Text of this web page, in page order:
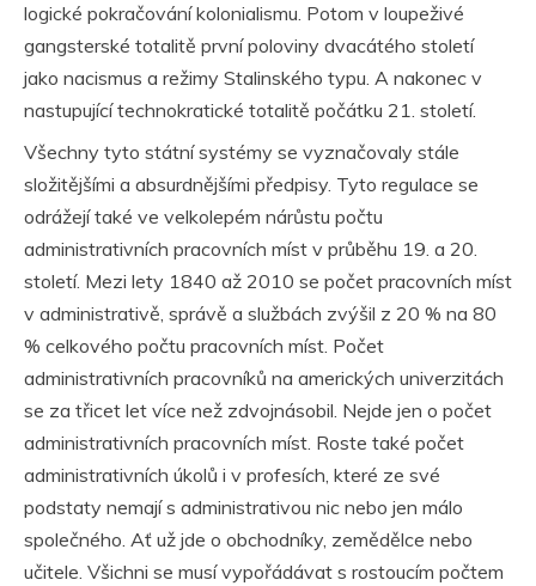
logické pokračování kolonialismu. Potom v loupeživé
gangsterské totalitě první poloviny dvacátého století
jako nacismus a režimy Stalinského typu. A nakonec v
nastupující technokratické totalitě počátku 21. století.
Všechny tyto státní systémy se vyznačovaly stále
složitějšími a absurdnějšími předpisy. Tyto regulace se
odrážejí také ve velkolepém nárůstu počtu
administrativních pracovních míst v průběhu 19. a 20.
století. Mezi lety 1840 až 2010 se počet pracovních míst
v administrativě, správě a službách zvýšil z 20 % na 80
% celkového počtu pracovních míst. Počet
administrativních pracovníků na amerických univerzitách
se za třicet let více než zdvojnásobil. Nejde jen o počet
administrativních pracovních míst. Roste také počet
administrativních úkolů i v profesích, které ze své
podstaty nemají s administrativou nic nebo jen málo
společného. Ať už jde o obchodníky, zemědělce nebo
učitele. Všichni se musí vypořádávat s rostoucím počtem